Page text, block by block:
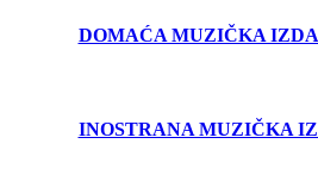
DOMAĆA MUZIČKA
INOSTRANA MUZIČKA